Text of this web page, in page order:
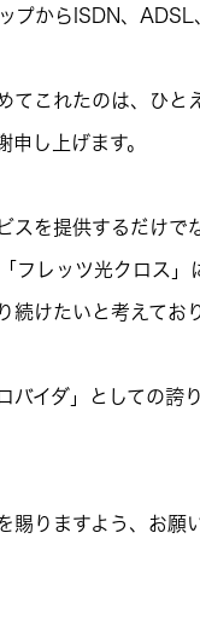
プからISDN、
これたのは、ひと
申し上げます。
を提供するだけで
レッツ光クロス」
続けたいと考えており
イダ」としての誇
りますよう、お願